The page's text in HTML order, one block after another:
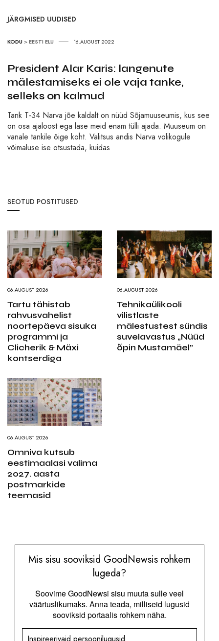
JÄRGMISED UUDISED
KODU >EESTI ELU 16.AUGUST 2022
President Alar Karis: langenute
mälestamiseks ei ole vaja tanke,
selleks on kalmud
Tank T-34 Narva jõe kaldalt on nüüd Sõjamuuseumis, kus see
on osa ajaloost ega lase meid enam tülli ajada. Muuseum on
vanale tankile õige koht. Valitsus andis Narva volikogule
võimaluse ise otsustada, kuidas
SEOTUD POSTITUSED
06.AUGUST 2026
Tartu tähistab
rahvusvahelist
noortepäeva sisuka
programmi ja
Clicherik & Mäxi
kontserdiga
06.AUGUST 2026
Tehnikaülikooli
vilistlaste
mälestustest sündis
suvelavastus „Nüüd
õpin Mustamäel”
06.AUGUST 2026
Omniva kutsub
eestimaalasi valima
2027. aasta
postmarkide
teemasid
Mis sisu sooviksid GoodNewsis rohkem
lugeda?
Soovime GoodNewsi sisu muuta sulle veel
väärtuslikumaks. Anna teada, milliseid lugusid
sooviksid portaalis rohkem näha.